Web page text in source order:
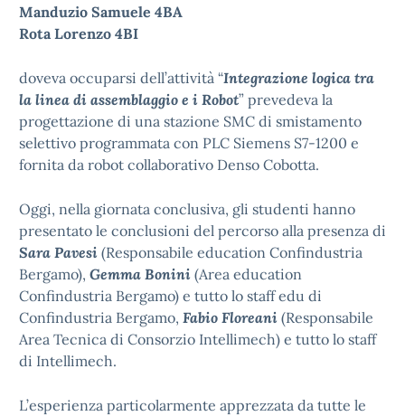
Manduzio Samuele 4BA
Rota Lorenzo 4BI
doveva occuparsi dell’attività “Integrazione logica tra
la linea di assemblaggio e i Robot” prevedeva la
progettazione di una stazione SMC di smistamento
selettivo programmata con PLC Siemens S7-1200 e
fornita da robot collaborativo Denso Cobotta.
Oggi, nella giornata conclusiva, gli studenti hanno
presentato le conclusioni del percorso alla presenza di
Sara Pavesi (Responsabile education Confindustria
Bergamo), Gemma Bonini (Area education
Confindustria Bergamo) e tutto lo staff edu di
Confindustria Bergamo, Fabio Floreani (Responsabile
Area Tecnica di Consorzio Intellimech) e tutto lo staff
di Intellimech.
L’esperienza particolarmente apprezzata da tutte le